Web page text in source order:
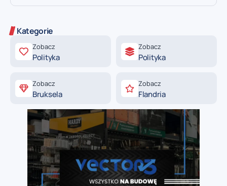
Kategorie
Zobacz
Polityka
Zobacz
Polityka
Zobacz
Bruksela
Zobacz
Flandria